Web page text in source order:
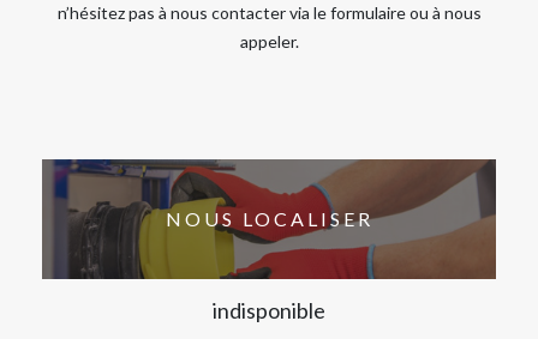
n’hésitez pas à nous contacter via le formulaire ou à nous
appeler.
NOUS LOCALISER
indisponible